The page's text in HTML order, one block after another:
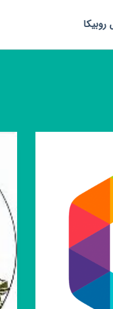
روبیکا